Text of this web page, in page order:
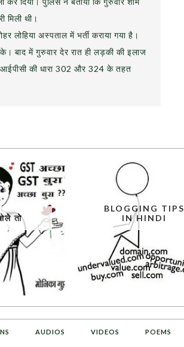
थी।
लोहिया अस्पताल में भर्ती कराया गया है।
बाद में गुरुवार देर रात ही लड़की की इलाज
आईपीसी की धारा 302 और 324 के तहत
BLOGGING TIPS
IN HINDI
तो
AUDIOS VIDEOS POEMS